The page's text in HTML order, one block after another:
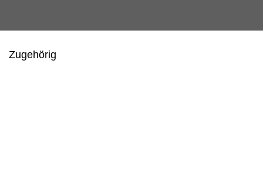
Zugehörig